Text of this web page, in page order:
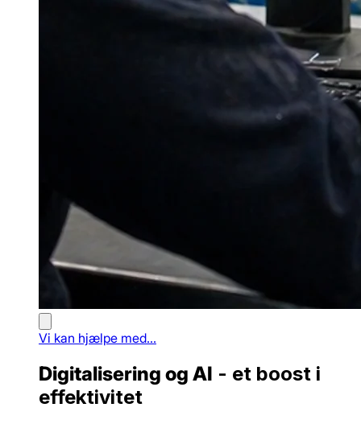
Vi kan hjælpe med...
Digitalisering og AI - et boost i
effektivitet